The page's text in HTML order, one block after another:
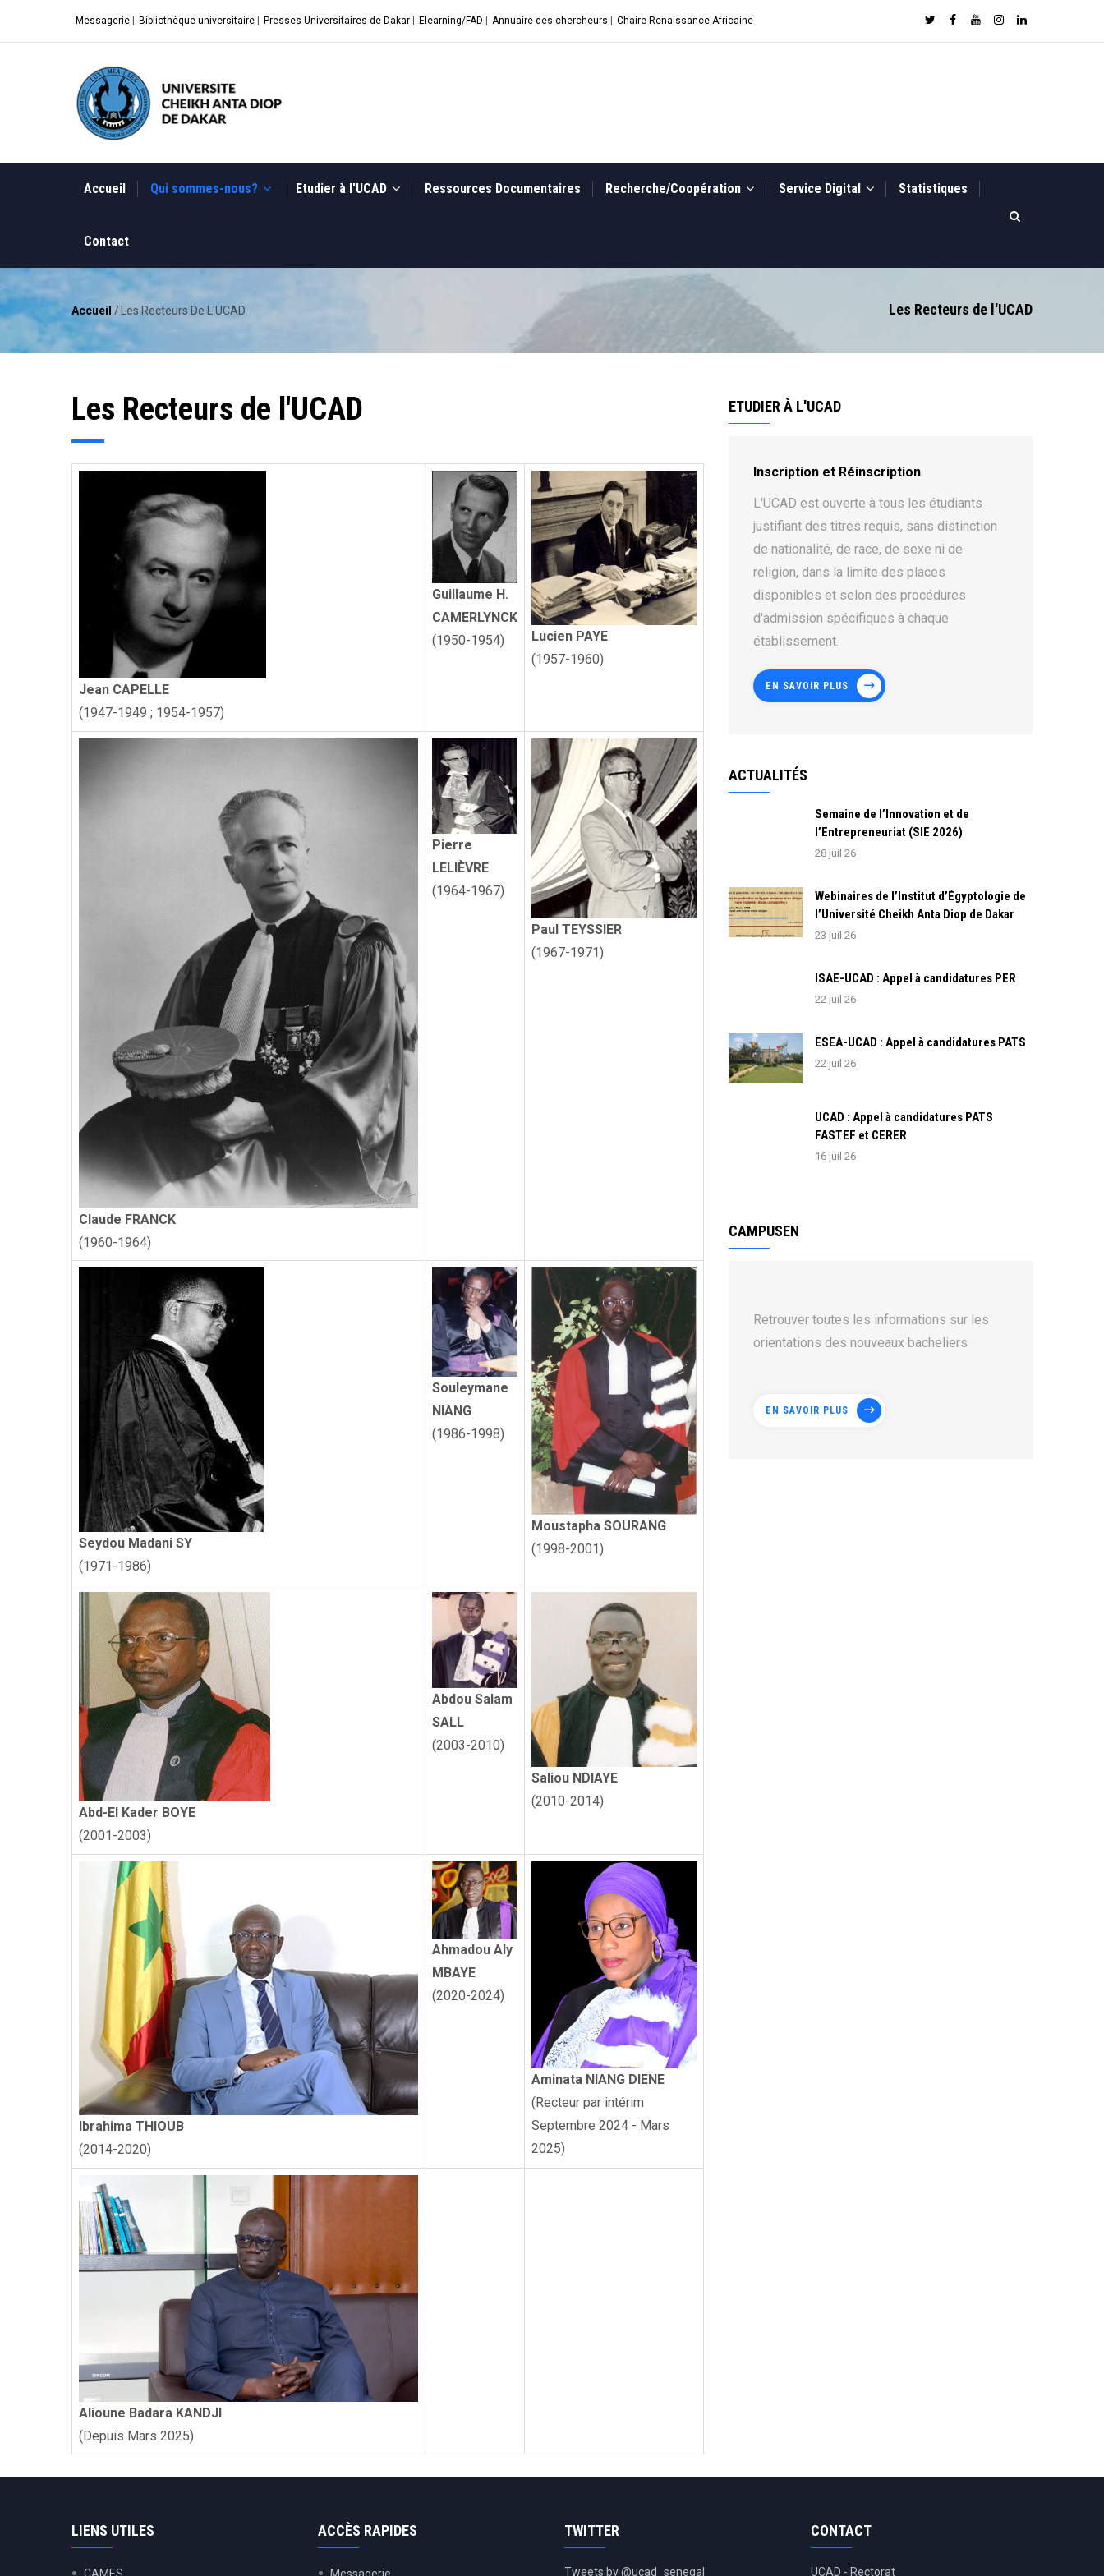
Messagerie Bibliothèque universitaire Presses Universitaires de Dakar Elearning/FAD Annuaire des chercheurs Chaire Renaissance Africaine
NAVIGATION
Accueil Qui sommes-nous? Etudier à l'UCAD Ressources Documentaires Recherche/Coopération Service Digital Statistiques
Contact
Les Recteurs de l'UCAD
Fil
d'Ariane
Accueil / Les Recteurs De L'UCAD
Les Recteurs de l'UCAD
Jean CAPELLE
(1947-1949 ; 1954-1957)
Guillaume H.
CAMERLYNCK
(1950-1954)
Lucien PAYE
(1957-1960)
Claude FRANCK
(1960-1964)
Pierre
LELIÈVRE
(1964-1967)
Paul TEYSSIER
(1967-1971)
Seydou Madani SY
(1971-1986)
Souleymane
NIANG
(1986-1998)
Moustapha SOURANG
(1998-2001)
Abd-El Kader BOYE
(2001-2003)
Abdou Salam
SALL
(2003-2010)
Saliou NDIAYE
(2010-2014)
Ibrahima THIOUB
(2014-2020)
Ahmadou Aly
MBAYE
(2020-2024)
Aminata NIANG DIENE
(Recteur par intérim
Septembre 2024 - Mars
2025)
Alioune Badara KANDJI
(Depuis Mars 2025)
ETUDIER À L'UCAD
Inscription et Réinscription
L'UCAD est ouverte à tous les étudiants
justifiant des titres requis, sans distinction
de nationalité, de race, de sexe ni de
religion, dans la limite des places
disponibles et selon des procédures
d'admission spécifiques à chaque
établissement.
EN SAVOIR PLUS
ACTUALITÉS
Semaine de l’Innovation et de
l’Entrepreneuriat (SIE 2026)
28 juil 26
Webinaires de l’Institut d’Égyptologie de
l’Université Cheikh Anta Diop de Dakar
23 juil 26
ISAE-UCAD : Appel à candidatures PER
22 juil 26
ESEA-UCAD : Appel à candidatures PATS
22 juil 26
UCAD : Appel à candidatures PATS
FASTEF et CERER
16 juil 26
CAMPUSEN
Retrouver toutes les informations sur les
orientations des nouveaux bacheliers
EN SAVOIR PLUS
LIENS UTILES ACCÈS RAPIDES TWITTER
Tweets by @ucad_senegal
CONTACT
UCAD - Rectorat